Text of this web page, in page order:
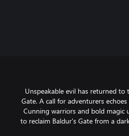
Unspeakable evil has returned
Gate. A call for adventurers
Cunning warriors and bold magic
to reclaim Baldur's Gate from a